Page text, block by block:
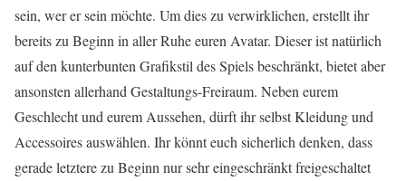
sein, wer er sein möchte. Um dies zu verwirklichen, erstellt ihr
bereits zu Beginn in aller Ruhe euren Avatar. Dieser ist natürlich
auf den kunterbunten Grafikstil des Spiels beschränkt, bietet aber
ansonsten allerhand Gestaltungs-Freiraum. Neben eurem
Geschlecht und eurem Aussehen, dürft ihr selbst Kleidung und
Accessoires auswählen. Ihr könnt euch sicherlich denken, dass
gerade letztere zu Beginn nur sehr eingeschränkt freigeschaltet